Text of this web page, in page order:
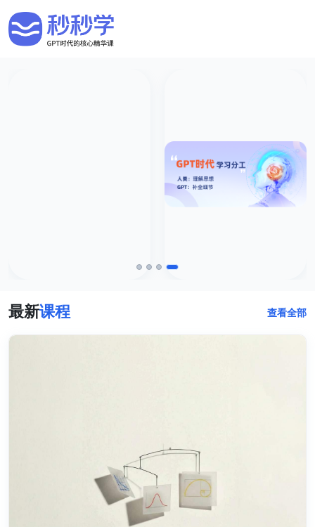
最新课程 查看全部